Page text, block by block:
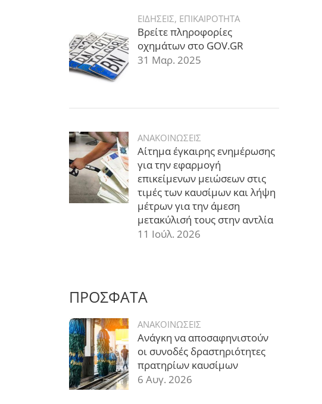
ΕΙΔΗΣΕΙΣ, ΕΠΙΚΑΙΡΟΤΗΤΑ
Βρείτε πληροφορίες
οχημάτων στο GOV.GR
31 Μαρ. 2025
ΑΝΑΚΟΙΝΩΣΕΙΣ
Αίτημα έγκαιρης ενημέρωσης
για την εφαρμογή
επικείμενων μειώσεων στις
τιμές των καυσίμων και λήψη
μέτρων για την άμεση
μετακύλισή τους στην αντλία
11 Ιούλ. 2026
ΠΡΟΣΦΑΤΑ
ΑΝΑΚΟΙΝΩΣΕΙΣ
Ανάγκη να αποσαφηνιστούν
οι συνοδές δραστηριότητες
πρατηρίων καυσίμων
6 Αυγ. 2026